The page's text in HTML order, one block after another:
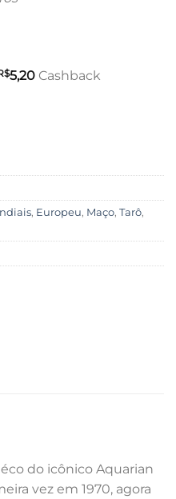
5,20 Cashback
, Europeu, Maço, Tarô,
do icônico Aquarian
vez em 1970, agora